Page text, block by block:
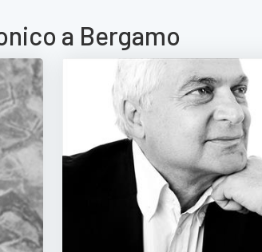
a Bergamo